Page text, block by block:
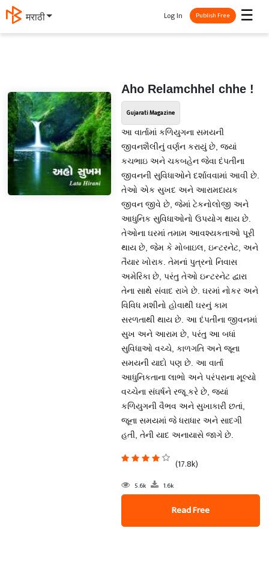
मराठी ☰
Log In Publish Free
Aho Relamchhel chhe !
Gujarati Magazine
આ વાર્તામાં કળિયુગના સમયની
જીવનશૈલીનું વર્ણન કરાયું છે, જ્યાં
કચભાઇ અને ચકબહેન જેવા દંપતીના
જીવનની સુવિધાઓને દર્શાવવામાં આવી છે.
તેઓ એક સુખદ અને આરામદાયક
જીવન જીવે છે, જેમાં ટેકનોલોજી અને
આધુનિક સુવિધાઓનો ઉપયોગ થાય છે.
તેઓના ઘરમાં તમામ આવશ્યકતાઓ પૂરી
થાય છે, જેમ કે મોબાઇલ, ઇન્ટરનેટ, અને
તૈયાર ખોરાક. તેમનાં પુત્રનો નિવાસ
અમેરિકા છે, પરંતુ તેઓ ઇન્ટરનેટ દ્વારા
તેના સાથે સંવાદ રાખે છે. ઘરમાં નોકર અને
વિવિધ મશીનો હોવાથી ઘરનું કામ
સરળતાથી થાય છે. આ દંપતીના જીવનમાં
સુખ અને આરામ છે, પરંતુ આ બધાં
સુવિધાઓ વચ્ચે, કાળગતિ અને જૂના
સમયની યાદો પણ છે. આ વાર્તા
આધુનિકતાના લાભો અને પરંપરાના મૂલ્યો
વચ્ચેના સંઘર્ષને રજૂ કરે છે, જ્યાં
કળિયુગની વૈભવ અને સુખાકારી છતાં,
જૂના સમયમાં જે ધરાધાર અને સાદગી
હતી, તેની યાદ અનાયાસે જાગે છે.
(17.8k)
5.6k 1.6k
Read Free